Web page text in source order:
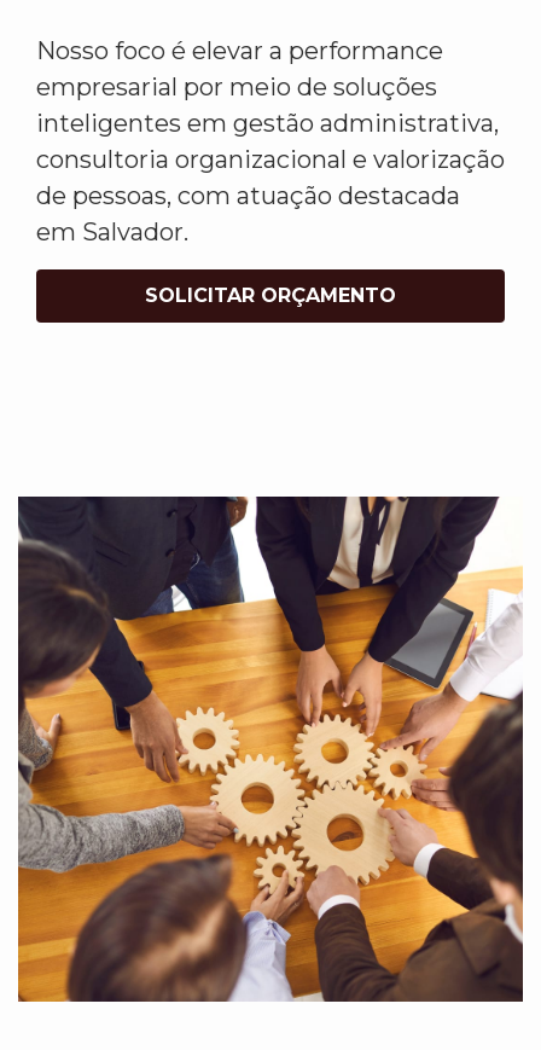
Nosso foco é elevar a performance
empresarial por meio de soluções
inteligentes em gestão administrativa,
consultoria organizacional e valorização
de pessoas, com atuação destacada
em Salvador.
SOLICITAR ORÇAMENTO